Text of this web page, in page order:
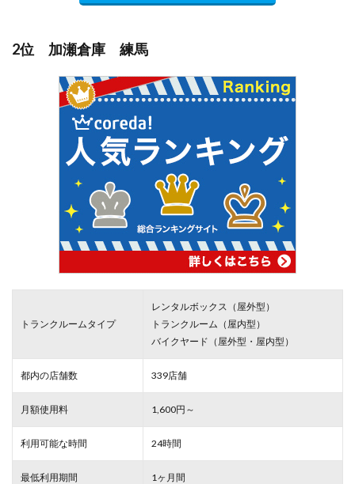
2位 加瀬倉庫 練馬
トランクルームタイプ
レンタルボックス（屋外型）
トランクルーム（屋内型）
バイクヤード（屋外型・屋内型）
都内の店舗数 339店舗
月額使用料 1,600円～
利用可能な時間 24時間
最低利用期間 1ヶ月間